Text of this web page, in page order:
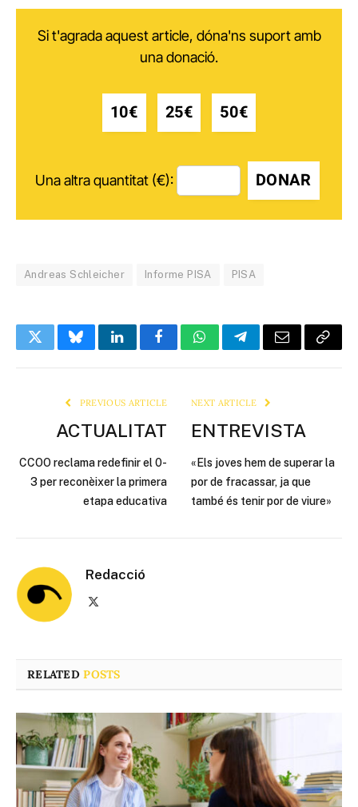
Si t'agrada aquest article, dóna'ns suport amb
una donació.
10€ 25€ 50€
Una altra quantitat (€): DONAR
Andreas Schleicher Informe PISA PISA
TwitterBlueskyLinkedInFacebookWhatsAppTelegramEmail Copy
PREVIOUS ARTICLE
ACTUALITAT
CCOO reclama redefinir el 0-
3 per reconèixer la primera
etapa educativa
NEXT ARTICLE
ENTREVISTA
«Els joves hem de superar la
por de fracassar, ja que
també és tenir por de viure»
Redacció
RELATEDPOSTS